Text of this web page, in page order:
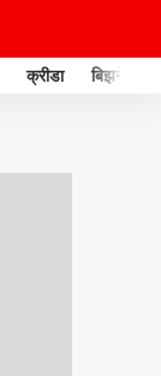
क्रीडा बिझनेस